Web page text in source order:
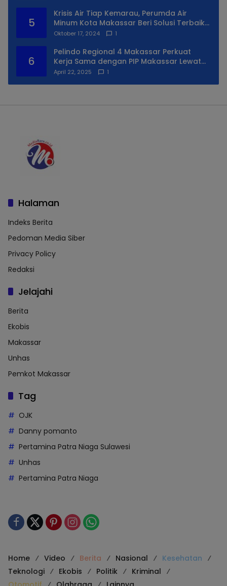
5
Krisis Air Tiap Kemarau, Perumda Air
Minum Kota Makassar Beri Solusi Terbaik
Untuk Daerah Utara Kota
Oktober 17, 2024 1
6
Pelindo Regional 4 Makassar Perkuat
Kerja Sama dengan PIP Makassar Lewat
Praktek Lapangan
April 22, 2025 1
Halaman
Indeks Berita
Pedoman Media Siber
Privacy Policy
Redaksi
Jelajahi
Berita
Ekobis
Makassar
Unhas
Pemkot Makassar
Tag
OJK
Danny pomanto
Pertamina Patra Niaga Sulawesi
Unhas
Pertamina Patra Niaga
Home Video Berita Nasional
Kesehatan
Teknologi
Ekobis Politik
Kriminal